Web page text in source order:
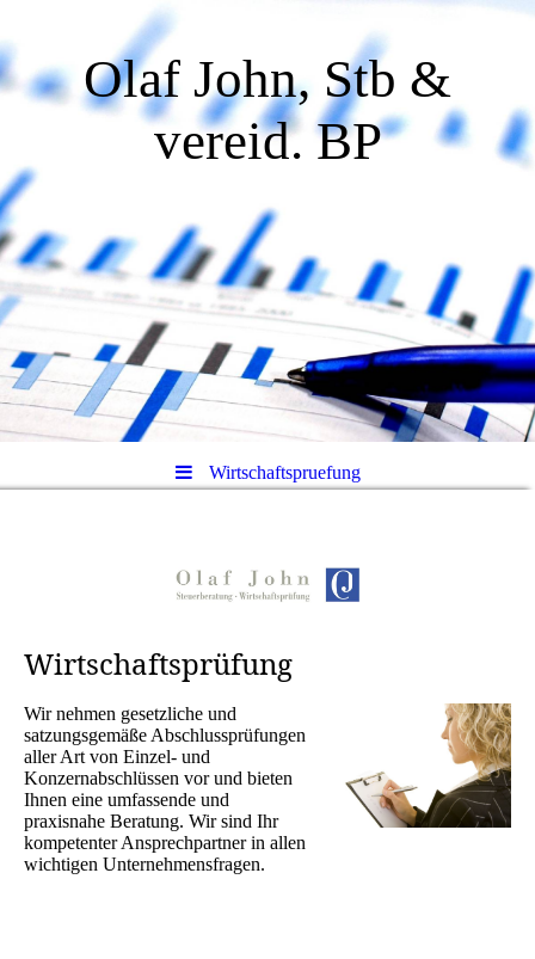
Olaf John, Stb &
vereid. BP
Wirtschaftspruefung
Wirtschaftsprüfung
Wir nehmen gesetzliche und
satzungsgemäße Abschlussprüfungen
aller Art von Einzel- und
Konzernabschlüssen vor und bieten
Ihnen eine umfassende und
praxisnahe Beratung. Wir sind Ihr
kompetenter Ansprechpartner in allen
wichtigen Unternehmensfragen.